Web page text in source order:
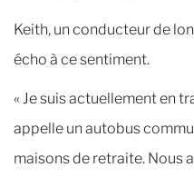
Keith, un conducteur de
écho à ce sentiment.
« Je suis actuellement en
appelle un autobus
maisons de retraite. Nous